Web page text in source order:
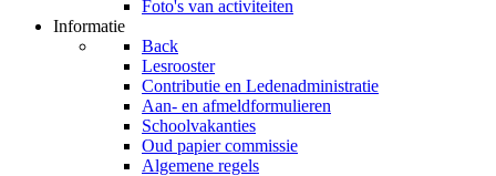
Foto's van activiteiten
Informatie
Back
Lesrooster
Contributie en Ledenadministratie
Aan- en afmeldformulieren
Schoolvakanties
Oud papier commissie
Algemene regels